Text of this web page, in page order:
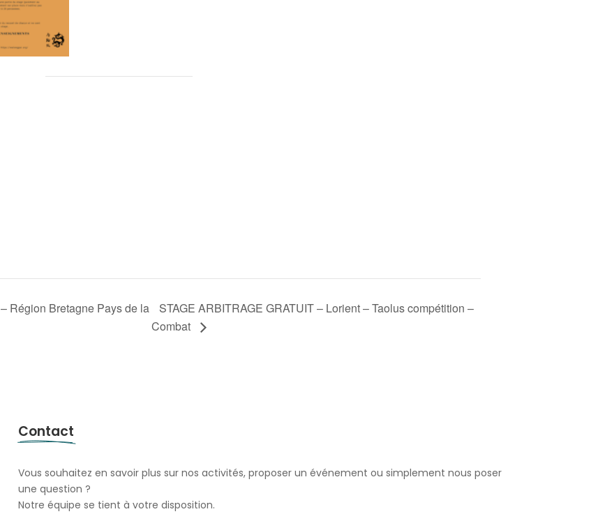
Région Bretagne Pays de la
STAGE ARBITRAGE GRATUIT – Lorient – Taolus compétition –
Combat
Contact
Vous souhaitez en savoir plus sur nos activités, proposer un événement ou simplement nous poser
une question ?
Notre équipe se tient à votre disposition.